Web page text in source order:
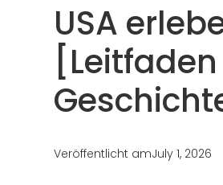
USA
Veröffentlicht amJuly 1, 2026